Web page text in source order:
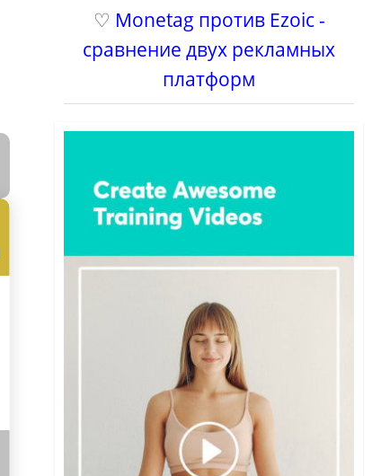
♡ Monetag против Ezoic -
сравнение двух рекламных
платформ